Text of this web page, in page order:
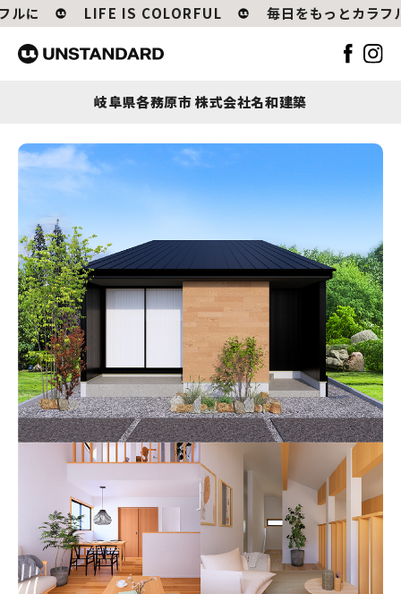
に LIFE IS COLORFUL 毎日をもっとカラフル
岐阜県各務原市 株式会社名和建築